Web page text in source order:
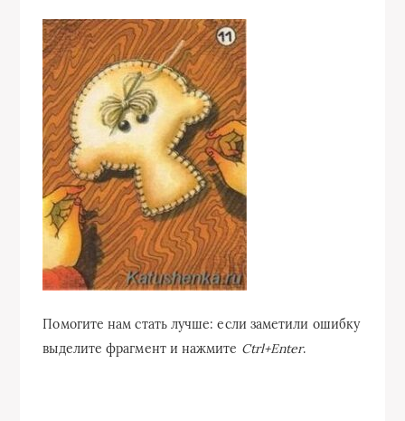
Помогите нам стать лучше: если заметили ошибку
выделите фрагмент и нажмите Ctrl+Enter.